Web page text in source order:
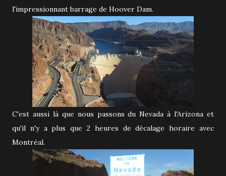
l'impressionnant barrage de Hoover Dam.
C'est aussi là que nous passons du Nevada à l'Arizona et
qu'il n'y a plus que 2 heures de décalage horaire avec
Montréal.